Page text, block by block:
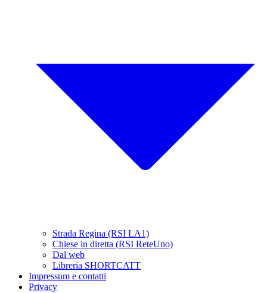
Strada Regina (RSI LA1)
Chiese in diretta (RSI ReteUno)
Dal web
Libreria SHORTCATT
Impressum e contatti
Privacy